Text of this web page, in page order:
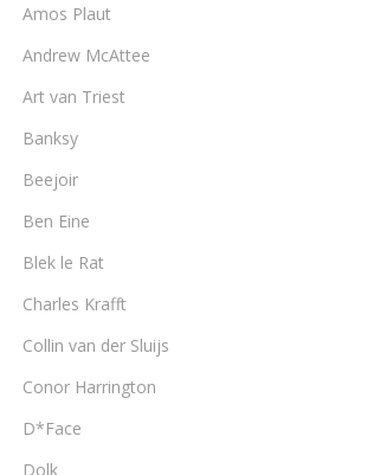
Amos Plaut
Andrew McAttee
Art van Triest
Banksy
Beejoir
Ben Eine
Blek le Rat
Charles Krafft
Collin van der Sluijs
Conor Harrington
D*Face
Dolk